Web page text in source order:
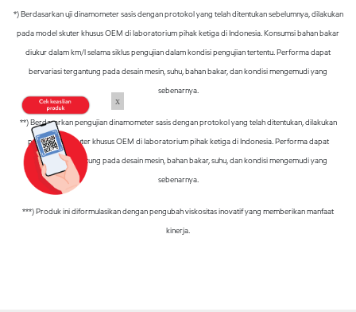
*) Berdasarkan uji dinamometer sasis dengan protokol yang telah ditentukan sebelumnya, dilakukan
pada model skuter khusus OEM di laboratorium pihak ketiga di Indonesia. Konsumsi bahan bakar
diukur dalam km/l selama siklus pengujian dalam kondisi pengujian tertentu. Performa dapat
bervariasi tergantung pada desain mesin, suhu, bahan bakar, dan kondisi mengemudi yang
sebenarnya.
**) Berdasarkan pengujian dinamometer sasis dengan protokol yang telah ditentukan, dilakukan
pada model skuter khusus OEM di laboratorium pihak ketiga di Indonesia. Performa dapat
bervariasi tergantung pada desain mesin, bahan bakar, suhu, dan kondisi mengemudi yang
sebenarnya.
***) Produk ini diformulasikan dengan pengubah viskositas inovatif yang memberikan manfaat
kinerja.
x